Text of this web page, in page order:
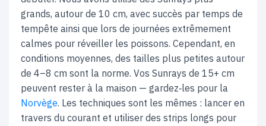
grands, autour de 10 cm, avec succès par temps de
tempête ainsi que lors de journées extrêmement
calmes pour réveiller les poissons. Cependant, en
conditions moyennes, des tailles plus petites autour
de 4–8 cm sont la norme. Vos Sunrays de 15+ cm
peuvent rester à la maison — gardez‑les pour la
Norvège. Les techniques sont les mêmes : lancer en
travers du courant et utiliser des strips longs pour